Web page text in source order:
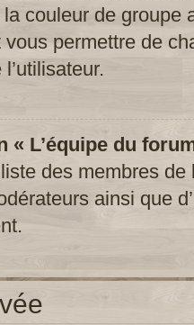
couleur de groupe
vous permettre de
« L’équipe du
des membres de
ainsi que